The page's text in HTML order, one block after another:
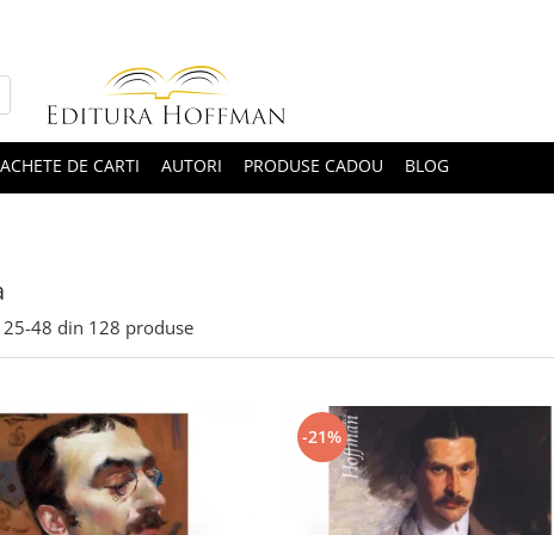
DE CARTI AUTORI PRODUSE CADOU BLOG
25-48 din 128 produse
-21%